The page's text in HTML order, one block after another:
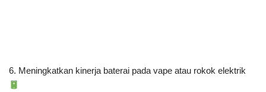
6. Meningkatkan kinerja baterai pada vape atau rokok elektrik